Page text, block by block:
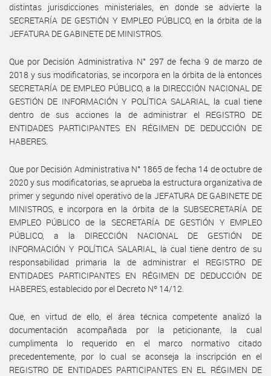
distintas jurisdicciones ministeriales, en donde se advierte la
SECRETARÍA DE GESTIÓN Y EMPLEO PÚBLICO, en la órbita de la
JEFATURA DE GABINETE DE MINISTROS.
Que por Decisión Administrativa N° 297 de fecha 9 de marzo de
2018 y sus modificatorias, se incorpora en la órbita de la entonces
SECRETARÍA DE EMPLEO PÚBLICO, a la DIRECCIÓN NACIONAL DE
GESTIÓN DE INFORMACIÓN Y POLÍTICA SALARIAL, la cual tiene
dentro de sus acciones la de administrar el REGISTRO DE
ENTIDADES PARTICIPANTES EN RÉGIMEN DE DEDUCCIÓN DE
HABERES.
Que por Decisión Administrativa N° 1865 de fecha 14 de octubre de
2020 y sus modificatorias, se aprueba la estructura organizativa de
primer y segundo nivel operativo de la JEFATURA DE GABINETE DE
MINISTROS, e incorpora en la órbita de la SUBSECRETARÍA DE
EMPLEO PÚBLICO de la SECRETARÍA DE GESTIÓN Y EMPLEO
PÚBLICO, a la DIRECCIÓN NACIONAL DE GESTIÓN DE
INFORMACIÓN Y POLÍTICA SALARIAL, la cual tiene dentro de su
responsabilidad primaria la de administrar el REGISTRO DE
ENTIDADES PARTICIPANTES EN RÉGIMEN DE DEDUCCIÓN DE
HABERES, establecido por el Decreto Nº 14/12.
Que, en virtud de ello, el área técnica competente analizó la
documentación acompañada por la peticionante, la cual
cumplimenta lo requerido en el marco normativo citado
precedentemente, por lo cual se aconseja la inscripción en el
REGISTRO DE ENTIDADES PARTICIPANTES EN EL RÉGIMEN DE